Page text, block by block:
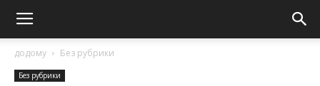
додому Без рубрики
Без рубрики